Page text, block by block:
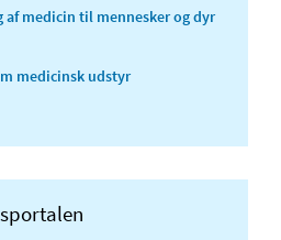
af medicin til mennesker og dyr
medicinsk udstyr